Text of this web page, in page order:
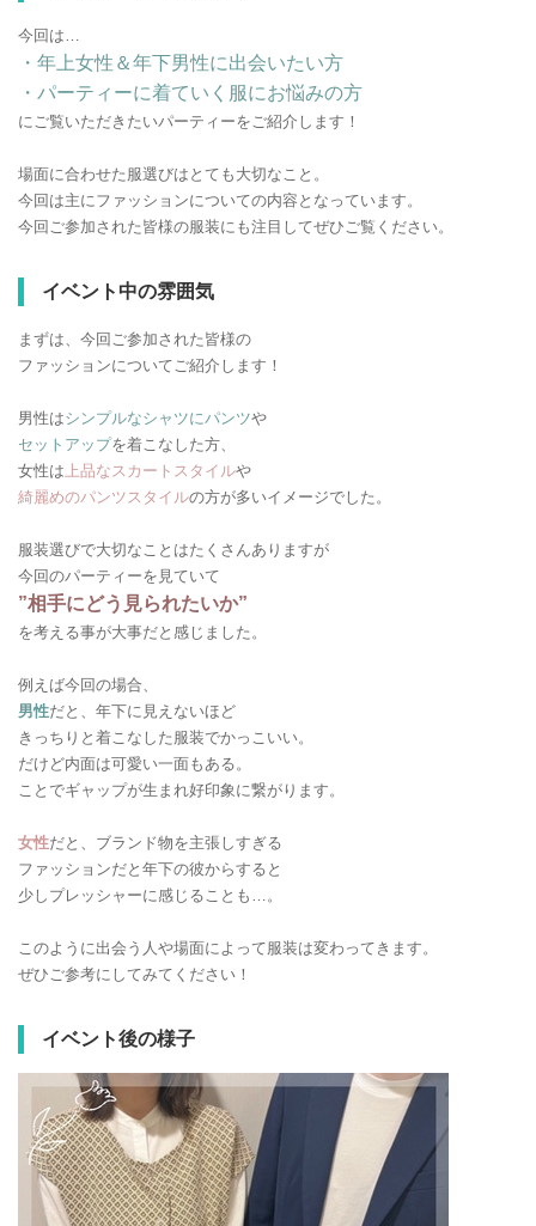
今回は…
・年上女性＆年下男性に出会いたい方
・パーティーに着ていく服にお悩みの方
にご覧いただきたいパーティーをご紹介します！
場面に合わせた服選びはとても大切なこと。
今回は主にファッションについての内容となっています。
今回ご参加された皆様の服装にも注目してぜひご覧ください。
イベント中の雰囲気
まずは、今回ご参加された皆様の
ファッションについてご紹介します！
男性はシンプルなシャツにパンツや
セットアップを着こなした方、
女性は 上品なスカートスタイルや
綺麗めのパンツスタイルの方が多いイメージでした。
服装選びで大切なことはたくさんありますが
今回のパーティーを見ていて
”相手にどう見られたいか”
を考える事が大事だと感じました。
例えば今回の場合、
男性だと、年下に見えないほど
きっちりと着こなした服装でかっこいい。
だけど内面は可愛い一面もある。
ことでギャップが生まれ好印象に繋がります。
女性だと、ブランド物を主張しすぎる
ファッションだと年下の彼からすると
少しプレッシャーに感じることも…。
このように出会う人や場面によって服装は変わってきます。
ぜひご参考にしてみてください！
イベント後の様子